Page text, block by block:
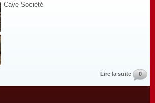
Cave Société
Lire la suite 0